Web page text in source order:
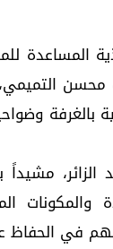
المساعدة
التميمي،
بالغرفة
والمكونات
في الحفاظ